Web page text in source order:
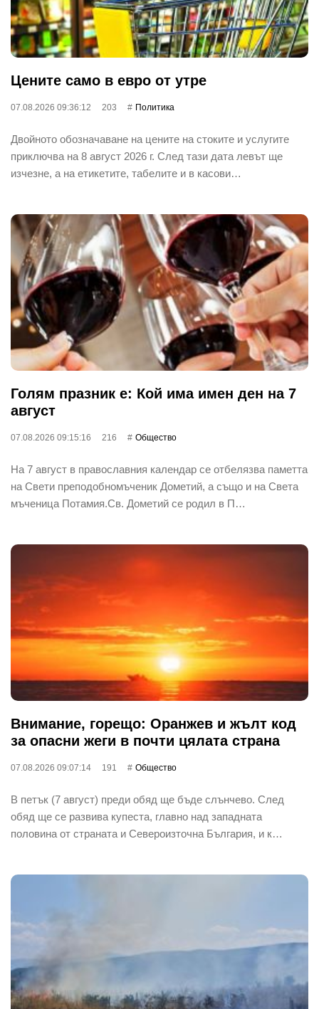
Цените само в евро от утре
07.08.2026 09:36:12 203 Политика
Двойното обозначаване на цените на стоките и услугите
приключва на 8 август 2026 г. След тази дата левът ще
изчезне, а на етикетите, табелите и в касови…
Голям празник е: Кой има имен ден на 7
август
07.08.2026 09:15:16 216 Общество
На 7 август в православния календар се отбелязва паметта
на Свети преподобномъченик Дометий, а също и на Света
мъченица Потамия.Св. Дометий се родил в П…
Внимание, горещо: Оранжев и жълт код
за опасни жеги в почти цялата страна
07.08.2026 09:07:14 191 Общество
В петък (7 август) преди обяд ще бъде слънчево. След
обяд ще се развива купеста, главно над западната
половина от страната и Североизточна България, и к…